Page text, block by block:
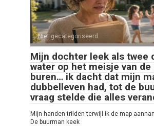
Niet gecategoriseerd
Mijn dochter leek als twee
water op het meisje van de
buren… ik dacht dat mijn
dubbelleven had, tot de
vraag stelde die alles
Mijn handen trilden terwijl ik de map
De buurman keek